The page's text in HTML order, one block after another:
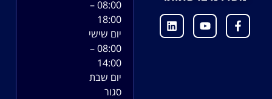
08:00 –
18:00
יום שישי
08:00 –
14:00
יום שבת
סגור